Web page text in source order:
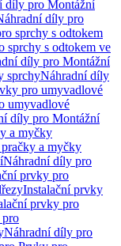
díly pro Montážní
díly pro
sprchy s odtokem
sprchy s odtokem ve
díly pro Montážní
sprchyNáhradní díly
pro umyvadlové
umyvadlové
díly pro Montážní
a myčky
a myčky
Náhradní díly pro
prvky pro
Instalační prvky
prvky pro
Náhradní díly pro